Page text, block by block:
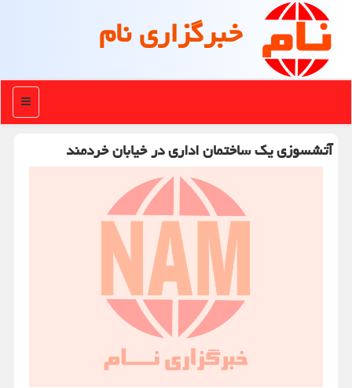
خبرگزاری نام
منو
آتشسوزی یک ساختمان اداری در خیابان خردمند